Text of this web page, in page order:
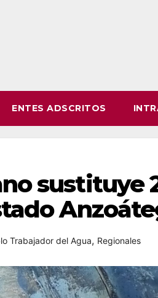
ENTES ADSCRITOS
sustituye
Trabajador del Agua, Regionales